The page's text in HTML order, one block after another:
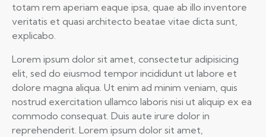
totam rem aperiam eaque ipsa, quae ab illo inventore
veritatis et quasi architecto beatae vitae dicta sunt,
explicabo.
Lorem ipsum dolor sit amet, consectetur adipisicing
elit, sed do eiusmod tempor incididunt ut labore et
dolore magna aliqua. Ut enim ad minim veniam, quis
nostrud exercitation ullamco laboris nisi ut aliquip ex ea
commodo consequat. Duis aute irure dolor in
reprehenderit. Lorem ipsum dolor sit amet,